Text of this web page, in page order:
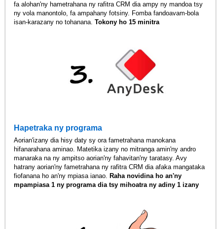
fa alohan'ny hametrahana ny rafitra CRM dia ampy ny mandoa tsy
ny vola manontolo, fa ampahany fotsiny. Fomba fandoavam-bola
isan-karazany no tohanana.Tokony ho 15 minitra
Hapetraka ny programa
Aorian'izany dia hisy daty sy ora fametrahana manokana
hifanarahana aminao. Matetika izany no mitranga amin'ny andro
manaraka na ny ampitso aorian'ny fahavitan'ny taratasy. Avy
hatrany aorian'ny fametrahana ny rafitra CRM dia afaka mangataka
fiofanana ho an'ny mpiasa ianao. Raha novidina ho an'ny
mpampiasa 1 ny programa dia tsy mihoatra ny adiny 1 izany